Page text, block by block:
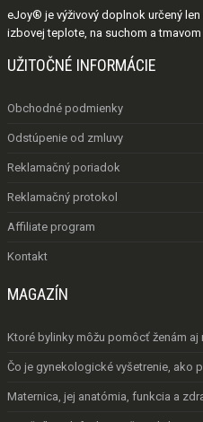
eJoy® je výživový doplnok určený
izbovej teplote, na suchom a
UŽITOČNÉ INFORMÁCIE
Obchodné podmienky
Odstúpenie od zmluvy
Reklamačný poriadok
Reklamačný protokol
Affiliate program
Kontakt
MAGAZÍN
Ktoré bylinky môžu pomôcť ženám
Čo je gynekologické vyšetrenie, ako
Maternica, jej anatómia, funkcia a